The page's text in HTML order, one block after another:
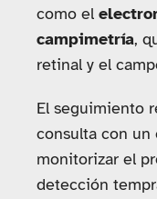
como el
campimetría,
retinal y el
El seguimiento
consulta con un
monitorizar el
detección